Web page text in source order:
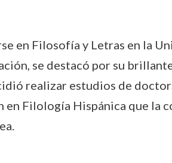
en Filosofía y Letras en la
se destacó por su
realizar estudios de
Filología Hispánica que la